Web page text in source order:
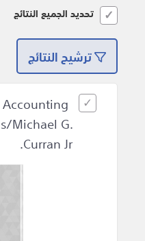
تحديد الجميع النتائج
ترشيح النتائج
Accounting
Michael G.
Curran Jr.